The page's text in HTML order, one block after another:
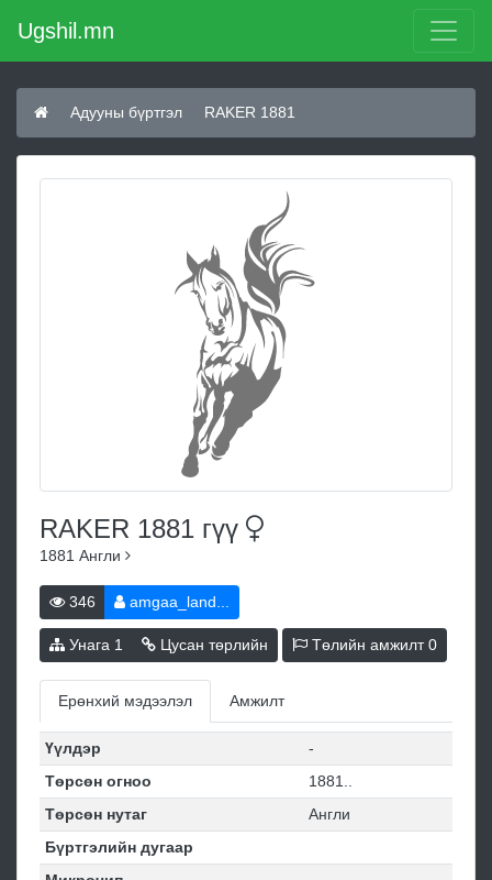
Ugshil.mn
Адууны бүртгэл RAKER 1881
RAKER 1881 гүү
1881 Англи
346 amgaa_land...
Унага 1 Цусан төрлийн Төлийн амжилт0
Ерөнхий мэдээлэл Амжилт
Үүлдэр
-
Төрсөн огноо
1881..
Төрсөн нутаг
Англи
Бүртгэлийн дугаар